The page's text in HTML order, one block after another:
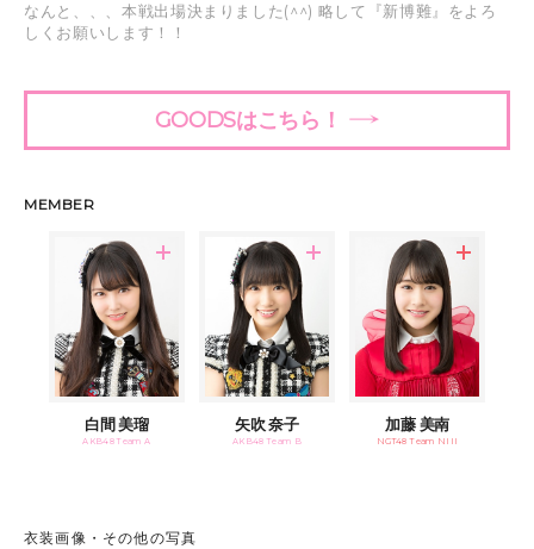
なんと、、、本戦出場決まりました(^^) 略して『新博難』をよろ
しくお願いします！！
GOODSはこちら！
MEMBER
白間 美瑠
AKB48 Team A
矢吹 奈子
AKB48 Team B
加藤 美南
NGT48 Team NIII
衣装画像・その他の写真